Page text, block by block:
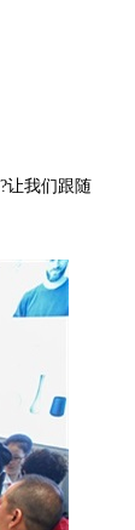
让我们跟随